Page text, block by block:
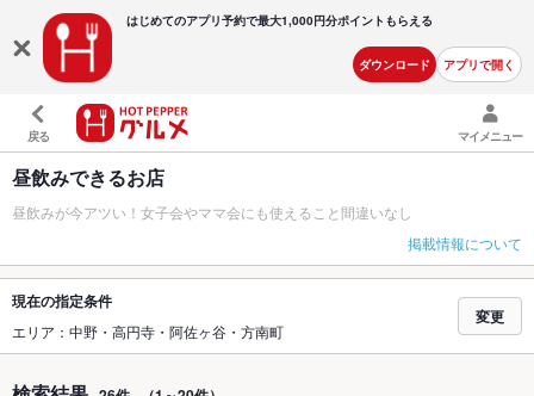
はじめてのアプリ予約で最大1,000円分ポイントもらえる
ダウンロード アプリで開く
戻る マイメニュー
昼飲みできるお店
昼飲みが今アツい！女子会やママ会にも使えること間違いなし
掲載情報について
現在の指定条件
エリア：中野・高円寺・阿佐ヶ谷・方南町
変更